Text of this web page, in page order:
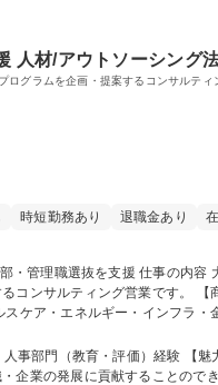
人材/アウトソーシング
グラムを企画・提案するコンサルティ
時短勤務あり 退職金あり
】管理職への昇進・昇格の見極め、幹部
ケア・エネルギー・インフラ・
連携したプログラムの企画・設
の幹部・管理職選抜を支援
業経営を、その最も重要なリソースで
企業の発展に貢献することので